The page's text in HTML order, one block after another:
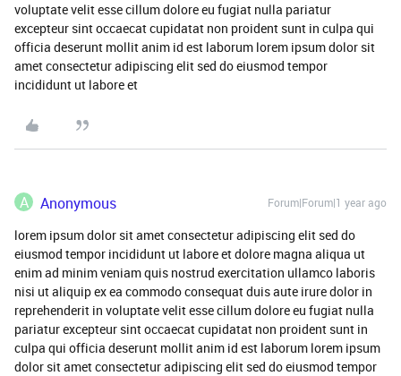
voluptate velit esse cillum dolore eu fugiat nulla pariatur
excepteur sint occaecat cupidatat non proident sunt in culpa qui
officia deserunt mollit anim id est laborum lorem ipsum dolor sit
amet consectetur adipiscing elit sed do eiusmod tempor
incididunt ut labore et
A Anonymous Forum|Forum|1 year ago
lorem ipsum dolor sit amet consectetur adipiscing elit sed do
eiusmod tempor incididunt ut labore et dolore magna aliqua ut
enim ad minim veniam quis nostrud exercitation ullamco laboris
nisi ut aliquip ex ea commodo consequat duis aute irure dolor in
reprehenderit in voluptate velit esse cillum dolore eu fugiat nulla
pariatur excepteur sint occaecat cupidatat non proident sunt in
culpa qui officia deserunt mollit anim id est laborum lorem ipsum
dolor sit amet consectetur adipiscing elit sed do eiusmod tempor